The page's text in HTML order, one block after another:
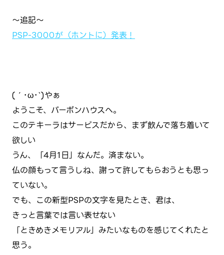
～追記～
PSP-3000が（ホントに）発表！
(´･ω･`)やぁ
ようこそ、バーボンハウスへ。
このテキーラはサービスだから、まず飲んで落ち着いて
欲しい
うん、「4月1日」なんだ。済まない。
仏の顔もって言うしね、謝って許してもらおうとも思っ
ていない。
でも、この新型PSPの文字を見たとき、君は、
きっと言葉では言い表せない
「ときめきメモリアル」みたいなものを感じてくれたと
思う。